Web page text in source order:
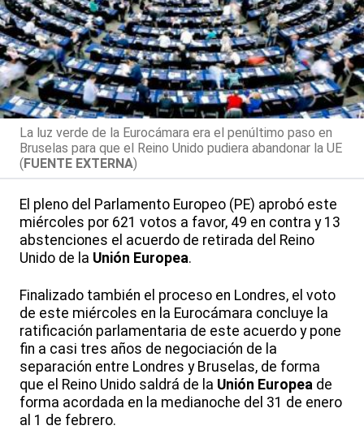
La luz verde de la Eurocámara era el penúltimo paso en
Bruselas para que el Reino Unido pudiera abandonar la UE
(FUENTE EXTERNA)
El pleno del Parlamento Europeo (PE) aprobó este
miércoles por 621 votos a favor, 49 en contra y 13
abstenciones el acuerdo de retirada del Reino
Unido de la Unión Europea.
Finalizado también el proceso en Londres, el voto
de este miércoles en la Eurocámara concluye la
ratificación parlamentaria de este acuerdo y pone
fin a casi tres años de negociación de la
separación entre Londres y Bruselas, de forma
que el Reino Unido saldrá de la Unión Europea de
forma acordada en la medianoche del 31 de enero
al 1 de febrero.